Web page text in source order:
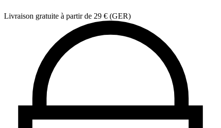
Livraison gratuite à partir de 29 € (GER)